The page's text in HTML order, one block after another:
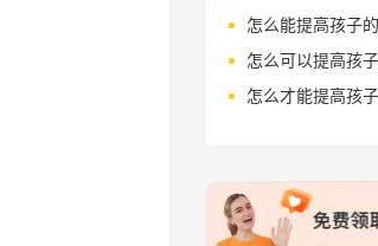
怎么能提高孩子
怎么可以提高孩
怎么才能提高孩